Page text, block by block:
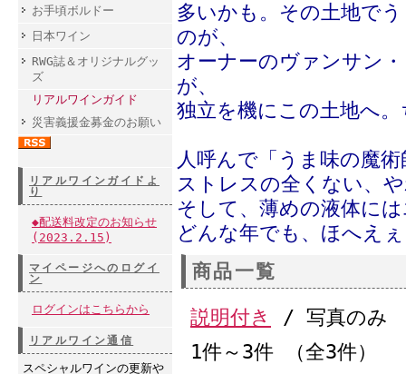
お手頃ボルドー
日本ワイン
RWG誌＆オリジナルグッ
ズ
リアルワインガイド
災害義援金募金のお願い
リアルワインガイドよ
り
◆配送料改定のお知らせ
(2023.2.15)
マイページへのログイ
ン
ログインはこちらから
リアルワイン通信
スペシャルワインの更新や
多いかも。その土地で
のが、
オーナーのヴァンサン
が、
独立を機にこの土地へ
人呼んで「うま味の魔
ストレスの全くない、
そして、薄めの液体に
どんな年でも、ほへえ
商品一覧
説明付き
/ 写真のみ
1件～3件 （全3件）